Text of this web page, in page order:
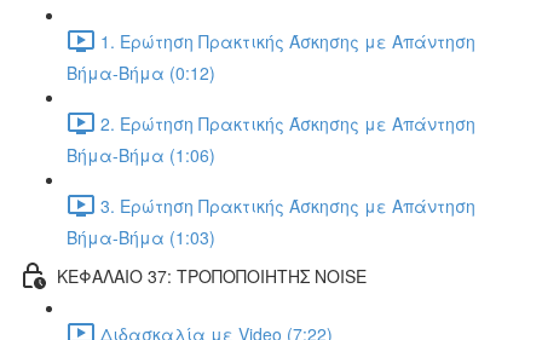
1. Ερώτηση Πρακτικής Άσκησης με Απάντηση
Βήμα-Βήμα (0:12)
2. Ερώτηση Πρακτικής Άσκησης με Απάντηση
Βήμα-Βήμα (1:06)
3. Ερώτηση Πρακτικής Άσκησης με Απάντηση
Βήμα-Βήμα (1:03)
ΚΕΦΑΛΑΙΟ 37: ΤΡΟΠΟΠΟΙΗΤΗΣ NOISE
Διδασκαλία με Video (7:22)